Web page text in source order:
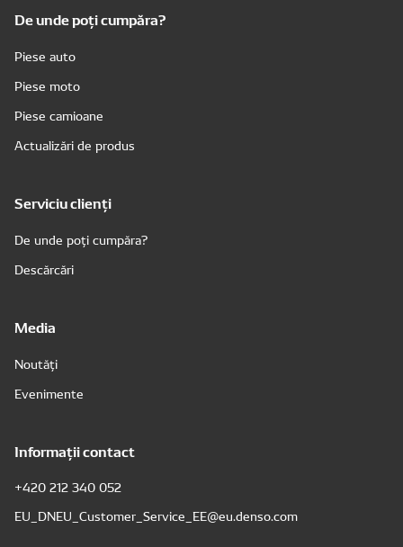
De unde poți cumpăra?
Piese auto
Piese moto
Piese camioane
Actualizări de produs
Serviciu clienți
De unde poți cumpăra?
Descărcări
Media
Noutăți
Evenimente
Informații contact
+420 212 340 052
EU_DNEU_Customer_Service_EE@eu.denso.com